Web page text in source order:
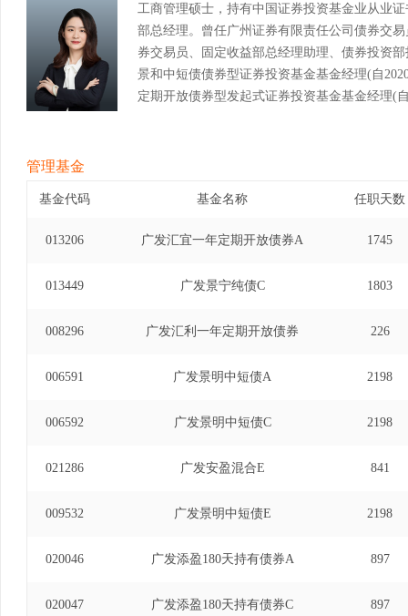
工商管理硕士，持有中国证券投资基金业从业
部总经理。曾任广州证券有限责任公司债券交
券交易员、固定收益部总经理助理、债券投资
景和中短债债券型证券投资基金基金经理(自
定期开放债券型发起式证券投资基金基金经理(
管理基金
基金代码 基金名称 任职天数
013206 广发汇宜一年定期开放债券A 1745
013449 广发景宁纯债C 1803
008296 广发汇利一年定期开放债券 226
006591 广发景明中短债A 2198
006592 广发景明中短债C 2198
021286 广发安盈混合E 841
009532 广发景明中短债E 2198
020046 广发添盈180天持有债券A 897
020047 广发添盈180天持有债券C 897